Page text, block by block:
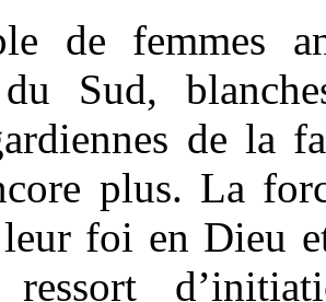
de femmes
du Sud,
de la
plus. La
leur foi en Dieu
ressort